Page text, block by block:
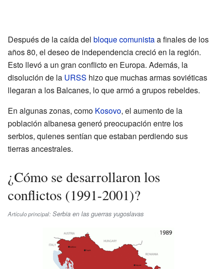
Después de la caída del bloque comunistaa finales de los
años 80, el deseo de independencia creció en la región.
Esto llevó a un gran conflicto en Europa. Además, la
disolución de la URSS hizo que muchas armas soviéticas
llegaran a los Balcanes, lo que armó a grupos rebeldes.
En algunas zonas, como Kosovo, el aumento de la
población albanesa generó preocupación entre los
serbios, quienes sentían que estaban perdiendo sus
tierras ancestrales.
¿Cómo se desarrollaron los
conflictos (1991-2001)?
Artículo principal: Serbia en las guerras yugoslavas